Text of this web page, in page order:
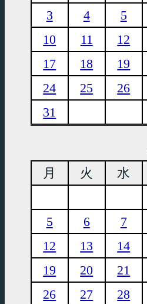
3
4 5
10
11 12
17
18 19
24
25 26
31
月 火 水
5
6 7
12
13 14
19
20 21
26
27 28